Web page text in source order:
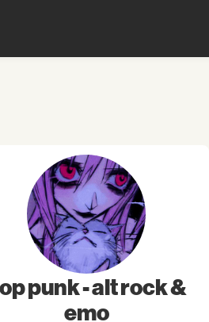
punk - alt rock &
emo